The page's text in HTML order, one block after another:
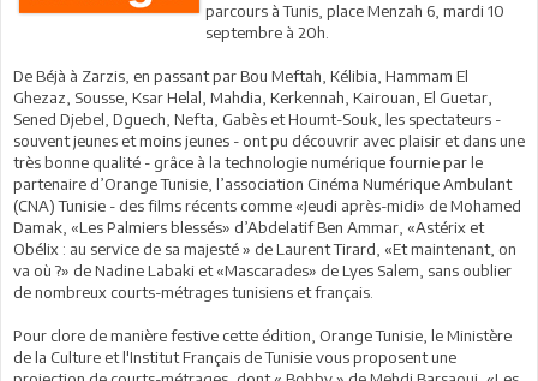
parcours à Tunis, place Menzah 6, mardi 10
septembre à 20h.
De Béjà à Zarzis, en passant par Bou Meftah, Kélibia, Hammam El
Ghezaz, Sousse, Ksar Helal, Mahdia, Kerkennah, Kairouan, El Guetar,
Sened Djebel, Dguech, Nefta, Gabès et Houmt-Souk, les spectateurs -
souvent jeunes et moins jeunes - ont pu découvrir avec plaisir et dans une
très bonne qualité - grâce à la technologie numérique fournie par le
partenaire d’Orange Tunisie, l’association Cinéma Numérique Ambulant
(CNA) Tunisie - des films récents comme «Jeudi après-midi» de Mohamed
Damak, «Les Palmiers blessés» d’Abdelatif Ben Ammar, «Astérix et
Obélix : au service de sa majesté » de Laurent Tirard, «Et maintenant, on
va où ?» de Nadine Labaki et «Mascarades» de Lyes Salem, sans oublier
de nombreux courts-métrages tunisiens et français.
Pour clore de manière festive cette édition, Orange Tunisie, le Ministère
de la Culture et l'Institut Français de Tunisie vous proposent une